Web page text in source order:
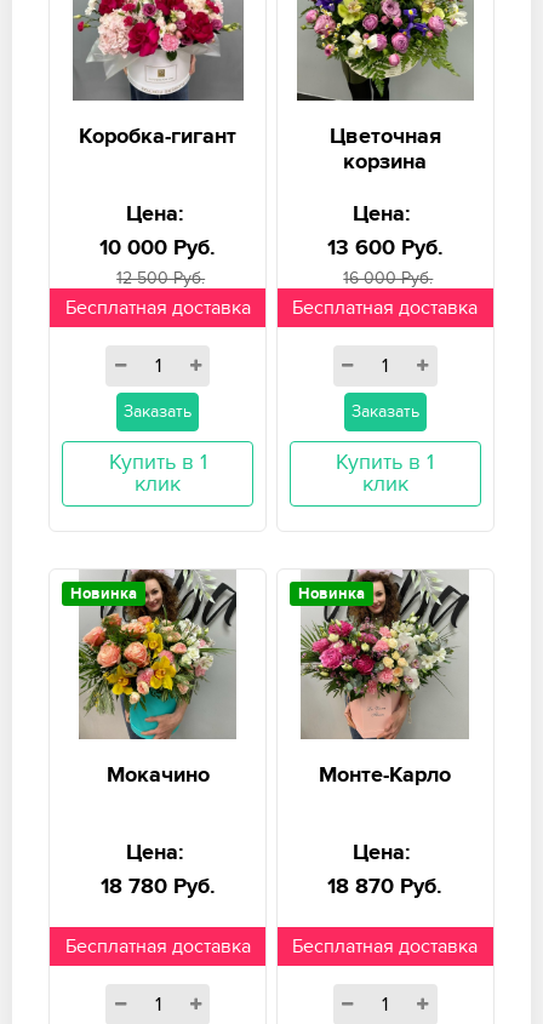
Коробка-гигант
Цена:
10 000 Руб.
12 500 Руб.
Бесплатная доставка
Заказать
Купить в 1
клик
Цветочная
корзина
Цена:
13 600 Руб.
16 000 Руб.
Бесплатная доставка
Заказать
Купить в 1
клик
Новинка
Мокачино
Цена:
18 780 Руб.
Бесплатная доставка
Новинка
Монте-Карло
Цена:
18 870 Руб.
Бесплатная доставка